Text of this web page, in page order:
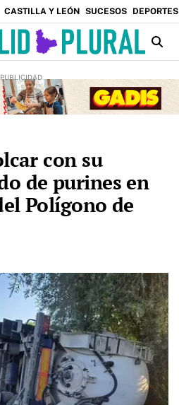
CASTILLA Y LEÓN SUCESOS DEPORTES
con su
de purines en
Polígono de